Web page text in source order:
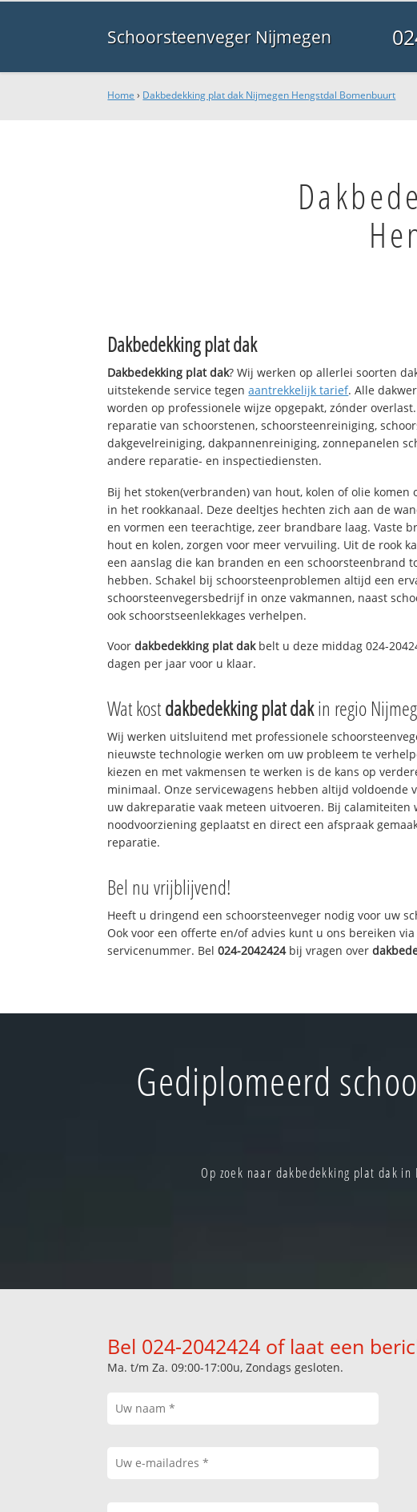
Schoorsteenveger Nijmegen
Home › Dakbedekking plat dak Nijmegen Hengstdal Bomenbuurt
Dakbedekking plat dak
Dakbedekking plat dak? Wij werken op allerlei soorten
uitstekende service tegenaantrekkelijk tarief. Alle
worden op professionele wijze opgepakt, zónder
reparatie van schoorstenen, schoorsteenreiniging,
dakgevelreiniging, dakpannenreiniging, zonnepanelen
andere reparatie- en inspectiediensten.
Bij het stoken(verbranden) van hout, kolen of olie komen
in het rookkanaal. Deze deeltjes hechten zich aan de
en vormen een teerachtige, zeer brandbare laag. Vaste
hout en kolen, zorgen voor meer vervuiling. Uit de rook
een aanslag die kan branden en een schoorsteenbrand
hebben. Schakel bij schoorsteenproblemen altijd een
schoorsteenvegersbedrijf in onze vakmannen, naast
ook schoorstseenlekkages verhelpen.
Voordakbedekking plat dakbelt u deze middag 024-
dagen per jaar voor u klaar.
Wat kostdakbedekking plat dakin regio
Wij werken uitsluitend met professionele
nieuwste technologie werken om uw probleem te
kiezen en met vakmensen te werken is de kans op
minimaal. Onze servicewagens hebben altijd voldoende
uw dakreparatie vaak meteen uitvoeren. Bij calamiteiten
noodvoorziening geplaatst en direct een afspraak
reparatie.
Bel nu vrijblijvend!
Heeft u dringend een schoorsteenveger nodig voor uw
Ook voor een offerte en/of advies kunt u ons bereiken
servicenummer. Bel024-2042424bij vragen over
Gediplomeerd
Op zoek naar dakbedekking plat dak
Bel 024-2042424 of laat een
Ma. t/m Za. 09:00-17:00u, Zondags gesloten.